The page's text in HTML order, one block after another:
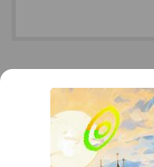
Контакты
Краснодар Тимашевск
+7 (861) 298-41-